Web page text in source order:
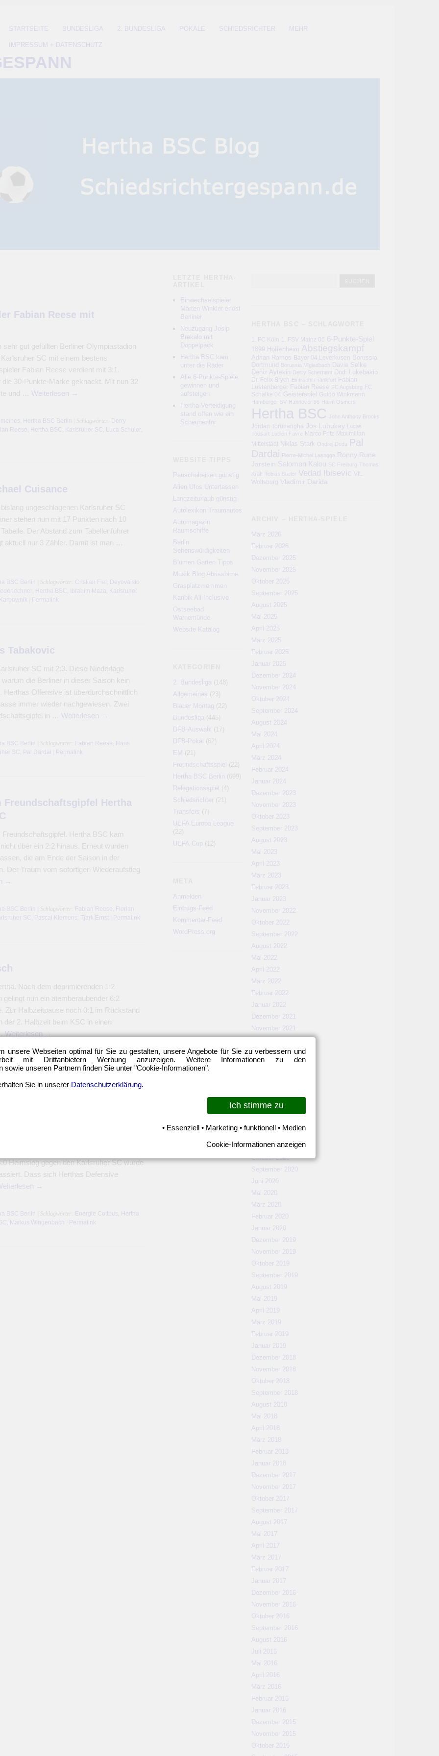
STARTSEITE BUNDESLIGA 2. BUNDESLIGA POKALE SCHIEDSRICHTER MEHR
IMPRESSUM + DATENSCHUTZ
Fabian Reese mit
sehr gut gefüllten Berliner Olympiastadion
SC mit einem bestens
Fabian Reese verdient mit 3:1.
die 30-Punkte-Marke geknackt. Mit nun 32
und … Weiterlesen →
Hertha BSC Berlin | Schlagwörter:
Derry
Reese Hertha BSC Karlsruher SC Luca Schuler
Cuisance
ungeschlagenen Karlsruher SC
stehen nun mit 17 Punkten nach 10
Der Abstand zum Tabellenführer
aktuell nur 3 Zähler. Damit ist man …
BSC Berlin | Schlagwörter: Cristian Fiel
Deyovaisio
Hertha BSC Ibrahim Maza
Karlsruher
Permalink
Tabakovic
SC mit 2:3. Diese Niederlage
die Berliner in dieser Saison kein
Herthas Offensive ist überdurchschnittlich
immer wieder nachgewiesen. Zwei
in … Weiterlesen →
BSC Berlin | Schlagwörter: Fabian Reese
Haris
SC Pal Dardai Permalink
Freundschaftsgipfel Hertha
Hertha BSC kam
über ein 2:2 hinaus. Erneut wurden
die am Ende der Saison in der
Der Traum vom sofortigen Wiederaufstieg
→
BSC Berlin | Schlagwörter: Fabian Reese
Florian
SC Pascal Klemens Tjark Ernst Permalink
Nach dem deprimierenden 1:2
gelingt nun ein atemberaubender 6:2
Zur Halbzeitpause noch 0:1 im Rückstand
der 2. Halbzeit beim KSC in einen
Weiterlesen→
BSC Berlin | Schlagwörter:Hertha BSC,Karlsruher
|Permalink
Heimsieg gegen den Karlsruher SC wurde
Dass sich Herthas Defensive
→
BSC Berlin | Schlagwörter: Energie Cottbus , Hertha
, Markus Wingenbach Permalink
Einwechselspieler
Marten Winkler erlöst
Berliner
Neuzugang Josip
Brekalo mit
Doppelpack
Hertha BSC kam
unter die Räder
Alle 6-Punkte-Spiele
gewinnen und
aufsteigen
Hertha-Verteidigung
stand offen wie ein
Scheunentor
Pauschalreisen günstig
Alien Ufos Untertassen
Langzeiturlaub günstig
Autolexikon Traumautos
Automagazin
Raumschiffe
Berlin
Sehenswürdigkeiten
Blumen Garten Tipps
Musik Blog Abrissbirne
Grasplatzmemmen
Karibik All Inclusive
Ostseebad
Warnemünde
Website Katalog
2. Bundesliga (148)
Allgemeines (23)
Blauer Montag (22)
Bundesliga (445)
DFB-Auswahl
(17)
DFB-Pokal (62)
EM
(21)
Freundschaftsspiel
(22)
Hertha BSC Berlin
(699)
Relegationsspiel
(4)
Schiedsrichter(21)
Transfers (7)
UEFA Europa League
(22)
UEFA-Cup
(12)
Anmelden
Eintrags-Feed
Kommentar-Feed
WordPress.org
1. FC Köln 1. FSV Mainz 05 6-Punkte-Spiel
1899 Hoffenheim Abstiegskampf
Adrian Ramos Bayer 04 Leverkusen
Borussia
Dortmund
Borussia M'gladbach Davie Selke
Deniz Aytekin Derry Scherhant Dodi Lukebakio
Dr. Felix Brych Eintracht Frankfurt
Fabian
Lustenberger Fabian Reese FC Augsburg
FC
Schalke 04
Geisterspiel
Guido Winkmann
Hamburger SV
Hannover 96 Harm Osmers
Hertha BSC
John Anthony Brooks
Jordan Torunarigha
Jos Luhukay
Lucas
Tousart
Lucien Favre Marco Fritz Maximilian
Mittelstädt
Niklas Stark Ondrej Duda Pal
Dardai Pierre-Michel Lasogga Ronny
Rune
Jarstein Salomon Kalou SC Freiburg
Thomas
Kraft
Tobias Stieler Vedad Ibisevic
VfL
Wolfsburg
Vladimir Darida
März 2026
Februar 2026
Dezember 2025
November 2025
Oktober 2025
September 2025
August 2025
Mai 2025
April 2025
März 2025
Februar 2025
Januar 2025
Dezember 2024
November 2024
Oktober 2024
September 2024
August 2024
Mai 2024
April 2024
März 2024
Februar 2024
Januar 2024
Dezember 2023
November 2023
Oktober 2023
September 2023
August 2023
Mai 2023
April 2023
März 2023
Februar 2023
Januar 2023
November 2022
Oktober 2022
September 2022
August 2022
Mai 2022
April 2022
März 2022
Februar 2022
Januar 2022
Dezember 2021
November 2021
September 2021
August 2021
März 2021
Februar 2021
November 2020
Oktober 2020
September 2020
Juni 2020
Mai 2020
März 2020
Februar 2020
Januar 2020
Dezember 2019
November 2019
Oktober 2019
September 2019
August 2019
Mai 2019
April 2019
März 2019
Februar 2019
Januar 2019
Dezember 2018
November 2018
Oktober 2018
September 2018
August 2018
Mai 2018
April 2018
März 2018
Februar 2018
Januar 2018
Dezember 2017
November 2017
Oktober 2017
September 2017
August 2017
Mai 2017
April 2017
März 2017
Februar 2017
Januar 2017
Dezember 2016
November 2016
Oktober 2016
September 2016
August 2016
Juli 2016
Mai 2016
April 2016
März 2016
Februar 2016
Januar 2016
Dezember 2015
November 2015
Oktober 2015
unsere Webseiten optimal für Sie zu gestalten, unsere Angebote für Sie zu verbessern und
mit Drittanbietern Werbung anzuzeigen. Weitere Informationen zu den
sowie unseren Partnern finden Sie unter "Cookie-Informationen".
Sie in unserer Datenschutzerklärung.
Ich stimme zu
• Essenziell • Marketing • funktionell • Medien
Cookie-Informationen anzeigen